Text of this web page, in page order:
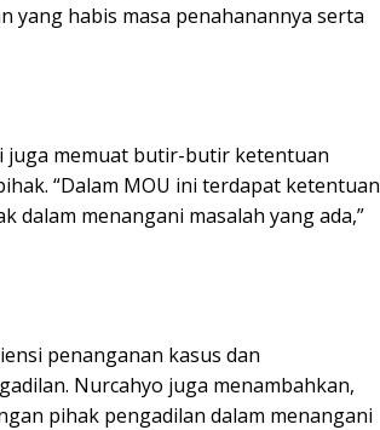
yang habis masa penahanannya serta
juga memuat butir-butir ketentuan
“Dalam MOU ini terdapat ketentuan
dalam menangani masalah yang ada,”
penanganan kasus dan
Nurcahyo juga menambahkan,
pihak pengadilan dalam menangani